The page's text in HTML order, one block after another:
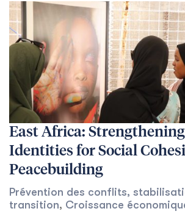
East Africa:
Identities for Social
Peacebuilding
Prévention des conflits,
transition, Croissance